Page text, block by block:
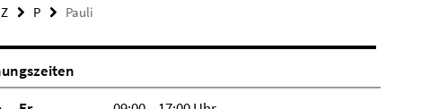
P Pauli